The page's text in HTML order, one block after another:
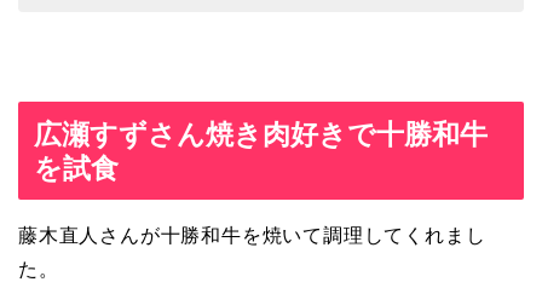
広瀬すずさん焼き肉好きで十勝和牛
を試食
藤木直人さんが十勝和牛を焼いて調理してくれまし
た。